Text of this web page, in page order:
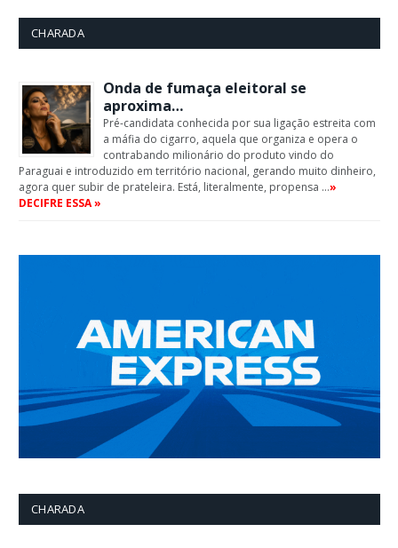
CHARADA
Onda de fumaça eleitoral se
aproxima…
Pré-candidata conhecida por sua ligação estreita com
a máfia do cigarro, aquela que organiza e opera o
contrabando milionário do produto vindo do
Paraguai e introduzido em território nacional, gerando muito dinheiro,
agora quer subir de prateleira. Está, literalmente, propensa …»
DECIFRE ESSA »
CHARADA